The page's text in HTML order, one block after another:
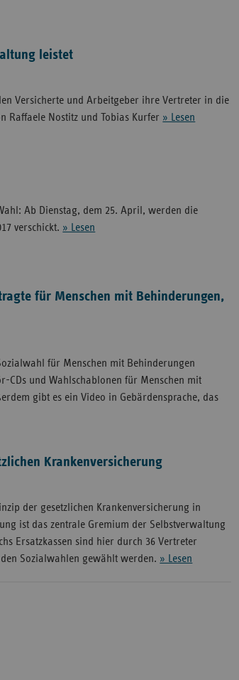
leistet
Versicherte und Arbeitgeber ihre Vertreter in die
Raffaele Nostitz und Tobias Kurfer » Lesen
Ab Dienstag, dem 25. April, werden die
verschickt. » Lesen
für Menschen mit Behinderungen,
für Menschen mit Behinderungen
und Wahlschablonen für Menschen mit
gibt es ein Video in Gebärdensprache, das
Krankenversicherung
der gesetzlichen Krankenversicherung in
ist das zentrale Gremium der Selbstverwaltung
Ersatzkassen sind hier durch 36 Vertreter
Sozialwahlen gewählt werden. » Lesen